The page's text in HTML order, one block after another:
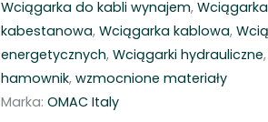
w
c
i
ą
g
Wciągarka do kabli wynajem,
kabestanowa,Wciągarka kablowa,
energetycznych,Wciągarki hydrauliczne
hamownik,wzmocnione materiały
Marka:OMAC Italy